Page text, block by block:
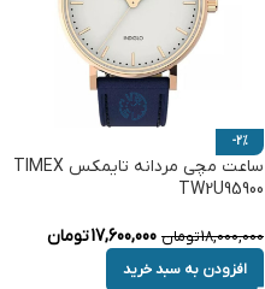
-2%
ساعت مچی مردانه تایمکس TIMEX
TW2U95900
18,000,000تومان 17,600,000تومان
افزودن به سبد خرید